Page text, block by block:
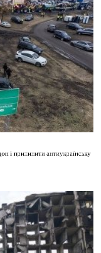
і припинити антиукраїнську